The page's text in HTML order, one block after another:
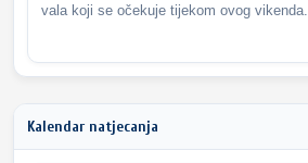
vala koji se očekuje tijekom ovog vikenda.
Kalendar natjecanja